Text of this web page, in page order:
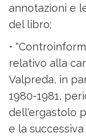
annotazioni e
del libro;
•
relativo alla
Valpreda, in
1980-1981,
dell'ergastolo
e la